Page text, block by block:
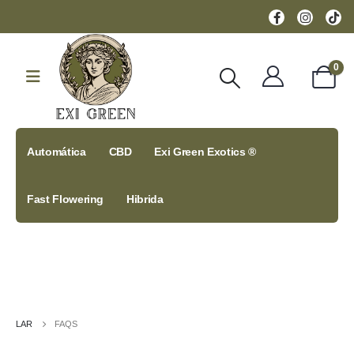
0
Automática CBD Exi Green Exotics ®
Fast Flowering Hibrida
LAR FAQS